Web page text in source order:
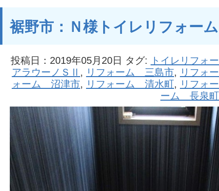
裾野市：Ｎ様トイレリフォーム
投稿日：2019年05月20日 タグ:
トイレリフォ
アラウーノＳⅡ , リフォーム 三島市, リフォ
ォーム 沼津市, リフォーム 清水町, リフォ
ーム 長泉町